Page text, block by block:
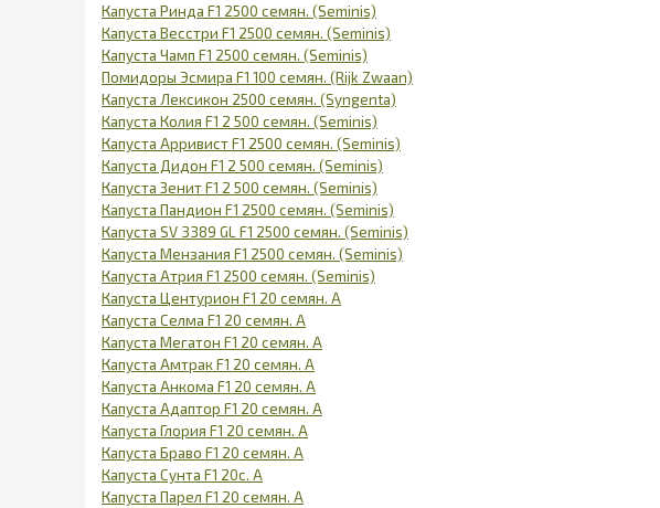
Капуста Ринда F1 2500 семян. (Seminis)
Капуста Весстри F1 2500 семян. (Seminis)
Капуста Чамп F1 2500 семян. (Seminis)
Помидоры Эсмира F1 100 семян. (Rijk Zwaan)
Капуста Лексикон 2500 семян. (Syngenta)
Капуста Колия F1 2 500 семян. (Seminis)
Капуста Арривист F1 2500 семян. (Seminis)
Капуста Дидон F1 2 500 семян. (Seminis)
Капуста Зенит F1 2 500 семян. (Seminis)
Капуста Пандион F1 2500 семян. (Seminis)
Капуста SV 3389 GL F1 2500 семян. (Seminis)
Капуста Мензания F1 2500 семян. (Seminis)
Капуста Атрия F1 2500 семян. (Seminis)
Капуста Центурион F1 20 семян. А
Капуста Селма F1 20 семян. А
Капуста Мегатон F1 20 семян. А
Капуста Амтрак F1 20 семян. А
Капуста Анкома F1 20 семян. А
Капуста Адаптор F1 20 семян. А
Капуста Глория F1 20 семян. А
Капуста Браво F1 20 семян. А
Капуста Сунта F1 20с. А
Капуста Парел F1 20 семян. А